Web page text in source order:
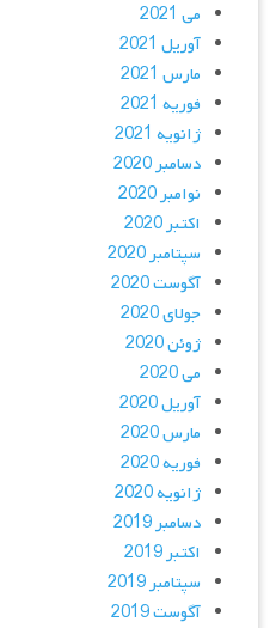
می 2021
آوریل 2021
مارس 2021
فوریه 2021
ژانویه 2021
دسامبر 2020
نوامبر 2020
اکتبر 2020
سپتامبر 2020
آگوست 2020
جولای 2020
ژوئن 2020
می 2020
آوریل 2020
مارس 2020
فوریه 2020
ژانویه 2020
دسامبر 2019
اکتبر 2019
سپتامبر 2019
آگوست 2019